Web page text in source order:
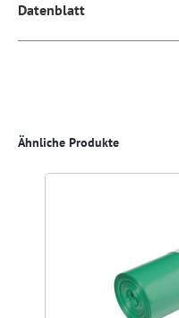
Datenblatt
Produktgalerie überspringen
Ähnliche Produkte